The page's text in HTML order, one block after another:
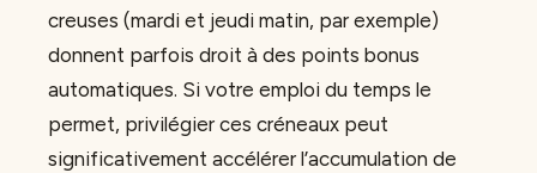
creuses (mardi et jeudi matin, par exemple)
donnent parfois droit à des points bonus
automatiques. Si votre emploi du temps le
permet, privilégier ces créneaux peut
significativement accélérer l’accumulation de